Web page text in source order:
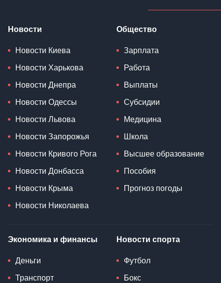
Новости
Новости Киева
Новости Харькова
Новости Днепра
Новости Одессы
Новости Львова
Новости Запорожья
Новости Кривого Рога
Новости Донбасса
Новости Крыма
Новости Николаева
Общество
Зарплата
Работа
Выплаты
Субсидии
Медицина
Школа
Высшее образование
Пособия
Прогноз погоды
Экономика и финансы
Деньги
Транспорт
Новости спорта
Футбол
Бокс